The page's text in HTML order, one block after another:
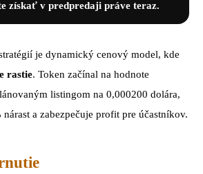
získať v predpredaji práve teraz.
je dynamický cenový model, kde
rastie. Token začínal na hodnote
listingom na 0,000200 dolára,
a zabezpečuje profit pre účastníkov.